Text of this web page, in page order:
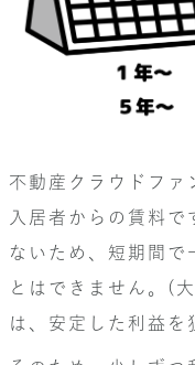
不動産クラウドファ
入居者からの賃料
ないため、短期間で
とはできません。(
は、安定した利益